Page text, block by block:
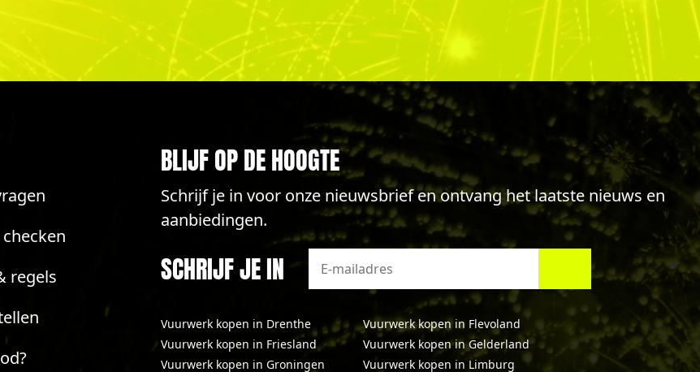
regels
BLIJF OP DE HOOGTE
Schrijf je in voor onze nieuwsbrief en ontvang het laatste nieuws en
aanbiedingen.
SCHRIJF JE IN
Vuurwerk kopen in Drenthe
Vuurwerk kopen in Flevoland
Vuurwerk kopen in Friesland
Vuurwerk kopen in Gelderland
Vuurwerk kopen in Groningen
Vuurwerk kopen in Limburg